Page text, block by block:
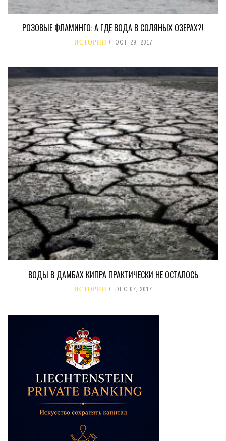
РОЗОВЫЕ ФЛАМИНГО: А ГДЕ ВОДА В СОЛЯНЫХ ОЗЕРАХ?!
ИСТОРИИ OCT 29, 2017
ВОДЫ В ДАМБАХ КИПРА ПРАКТИЧЕСКИ НЕ ОСТАЛОСЬ
ИСТОРИИ DEC 07, 2017